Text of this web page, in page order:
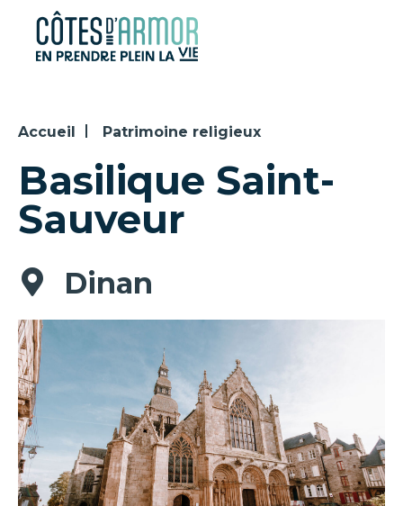
Panneau de gestion des cookies
Accueil Patrimoine religieux
Basilique Saint-
Sauveur
Dinan